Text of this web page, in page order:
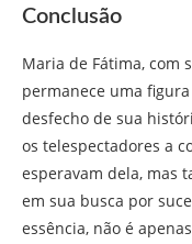
Conclusão
Maria de Fátima, com
permanece uma
desfecho de sua
os telespectadores a
esperavam dela, mas
em sua busca por
essência, não é